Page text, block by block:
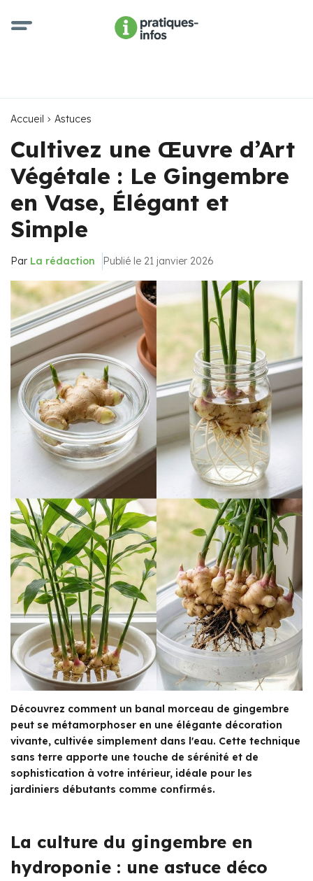
Accueil Astuces
Cultivez une Œuvre d’Art
Végétale : Le Gingembre
en Vase, Élégant et
Simple
Par La rédaction Publié le 21 janvier 2026
Découvrez comment un banal morceau de gingembre
peut se métamorphoser en une élégante décoration
vivante, cultivée simplement dans l'eau. Cette technique
sans terre apporte une touche de sérénité et de
sophistication à votre intérieur, idéale pour les
jardiniers débutants comme confirmés.
La culture du gingembre en
hydroponie : une astuce déco